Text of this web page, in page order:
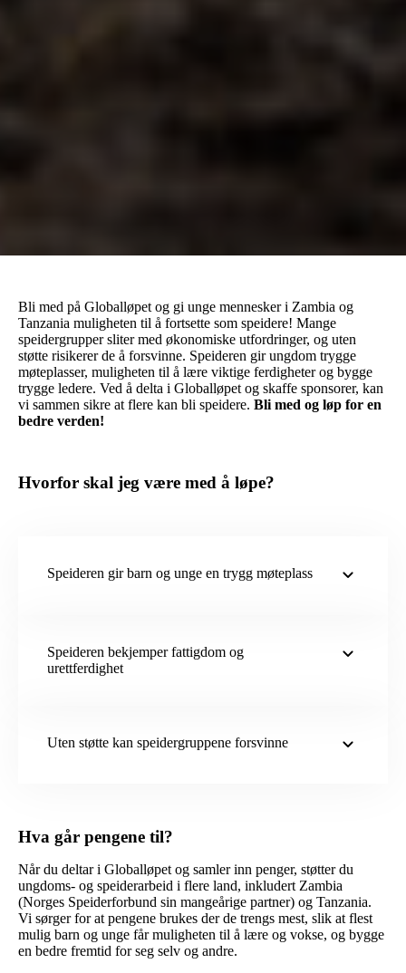
Bli med på Globalløpet og gi unge mennesker i Zambia og
Tanzania muligheten til å fortsette som speidere! Mange
speidergrupper sliter med økonomiske utfordringer, og uten
støtte risikerer de å forsvinne. Speideren gir ungdom trygge
møteplasser, muligheten til å lære viktige ferdigheter og bygge
trygge ledere. Ved å delta i Globalløpet og skaffe sponsorer, kan
vi sammen sikre at flere kan bli speidere. Bli med og løp for en
bedre verden!
Hvorfor skal jeg være med å løpe?
Speideren gir barn og unge en trygg møteplass
Speideren bekjemper fattigdom og
urettferdighet
Uten støtte kan speidergruppene forsvinne
Hva går pengene til?
Når du deltar i Globalløpet og samler inn penger, støtter du
ungdoms- og speiderarbeid i flere land, inkludert Zambia
(Norges Speiderforbund sin mangeårige partner) og Tanzania.
Vi sørger for at pengene brukes der de trengs mest, slik at flest
mulig barn og unge får muligheten til å lære og vokse, og bygge
en bedre fremtid for seg selv og andre.